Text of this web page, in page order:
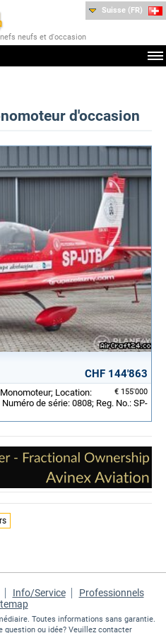
neufs et d'occasion
Suisse (FR)
d'occasion
CHF 144'863
€ 155'000
Location:
de série: 0808; Reg. No.: SP-
Info/Service
Professionnels
Toutes informations sans garantie.
question ou idée? Veuillez contacter